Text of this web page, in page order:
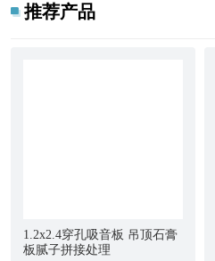
2.连墙件的固定:根据墙上所弹
4.软质松散材料的填塞:将松散材
推荐产品
1.2x2.4穿孔吸音板 吊顶石膏
板腻子拼接处理